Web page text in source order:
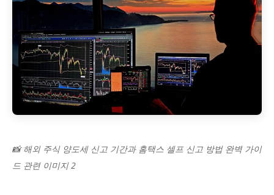
📸 해외 주식 양도세 신고 기간과 홈택스 셀프 신고 방법 완벽 가이
드 관련 이미지 2